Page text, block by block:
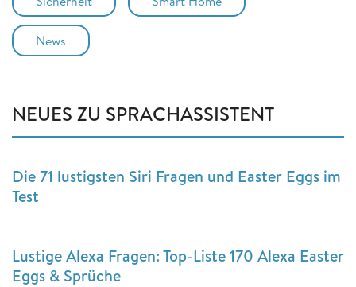
News
NEUES ZU SPRACHASSISTENT
Die 71 lustigsten Siri Fragen und Easter Eggs im
Test
Lustige Alexa Fragen: Top-Liste 170 Alexa Easter
Eggs & Sprüche